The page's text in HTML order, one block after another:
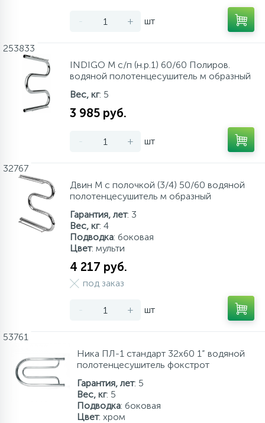
- + шт
253833
INDIGO M с/п (н.р.1) 60/60 Полиров.
водяной полотенцесушитель м образный
Вес, кг: 5
3 985 руб.
- + шт
32767
Двин M с полочкой (3/4) 50/60 водяной
полотенцесушитель м образный
Гарантия, лет: 3
Вес, кг: 4
Подводка: боковая
Цвет: мульти
4 217 руб.
под заказ
- + шт
53761
Ника ПЛ-1 стандарт 32х60 1” водяной
полотенцесушитель фокстрот
Гарантия, лет: 5
Вес, кг: 5
Подводка: боковая
Цвет: хром